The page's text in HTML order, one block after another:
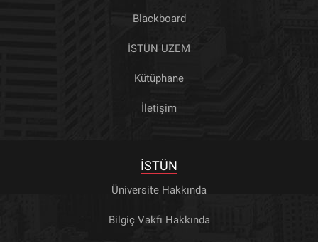
Blackboard
İSTÜN UZEM
Kütüphane
İletişim
İSTÜN
Üniversite Hakkında
Bilgiç Vakfı Hakkında